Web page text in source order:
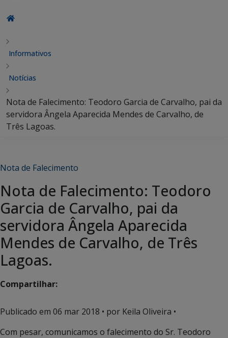
Informativos
Notícias
Nota de Falecimento: Teodoro Garcia de Carvalho, pai da
servidora Ângela Aparecida Mendes de Carvalho, de
Três Lagoas.
Nota de Falecimento
Nota de Falecimento: Teodoro
Garcia de Carvalho, pai da
servidora Ângela Aparecida
Mendes de Carvalho, de Três
Lagoas.
Compartilhar:
Publicado em 06 mar 2018 • por Keila Oliveira •
Com pesar, comunicamos o falecimento do Sr. Teodoro